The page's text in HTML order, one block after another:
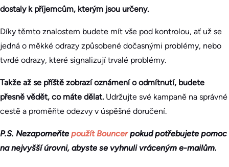
dostaly k příjemcům, kterým jsou určeny.
Díky těmto znalostem budete mít vše pod kontrolou, ať už se
jedná o měkké odrazy způsobené dočasnými problémy, nebo
tvrdé odrazy, které signalizují trvalé problémy.
Takže až se příště zobrazí oznámení o odmítnutí, budete
přesně vědět, co máte dělat. Udržujte své kampaně na správné
cestě a proměňte odezvy v úspěšné doručení.
P.S. Nezapomeňte použít Bouncer pokud potřebujete pomoc
na nejvyšší úrovni, abyste se vyhnuli vráceným e-mailům.